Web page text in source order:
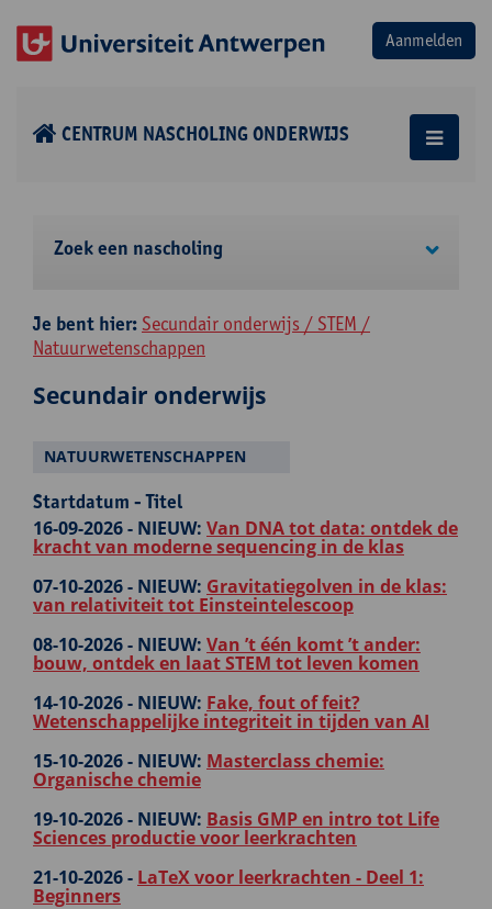
CENTRUM NASCHOLING ONDERWIJS
Zoek een nascholing
Je bent hier: Secundair onderwijs / STEM /
Natuurwetenschappen
Secundair onderwijs
NATUURWETENSCHAPPEN
Startdatum - Titel
16-09-2026 - NIEUW: Van DNA tot data: ontdek de
kracht van moderne sequencing in de klas
07-10-2026 - NIEUW: Gravitatiegolven in de klas:
van relativiteit tot Einsteintelescoop
08-10-2026 - NIEUW: Van ’t één komt ’t ander:
bouw, ontdek en laat STEM tot leven komen
14-10-2026 - NIEUW: Fake, fout of feit?
Wetenschappelijke integriteit in tijden van AI
15-10-2026 - NIEUW: Masterclass chemie:
Organische chemie
19-10-2026 - NIEUW: Basis GMP en intro tot Life
Sciences productie voor leerkrachten
21-10-2026 - LaTeX voor leerkrachten - Deel 1:
Beginners